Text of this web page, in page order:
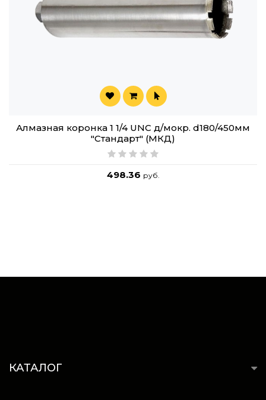
Алмазная коронка 1 1/4 UNC д/мокр. d180/450мм
"Стандарт" (МКД)
498.36 руб.
КАТАЛОГ